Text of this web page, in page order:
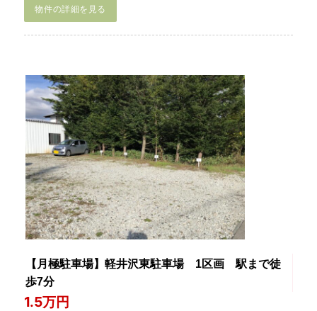
物件の詳細を見る
【月極駐車場】軽井沢東駐車場 1区画 駅まで徒
歩7分
1.5万円